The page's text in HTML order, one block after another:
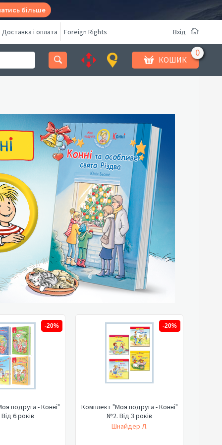
більше
Доставка і оплата Foreign Rights Вхід
КОШИК
-20%
подруга - Конні"
6 років
-20%
Комплект "Моя подруга - Конні"
№2. Від 3 років
Шнайдер Л.